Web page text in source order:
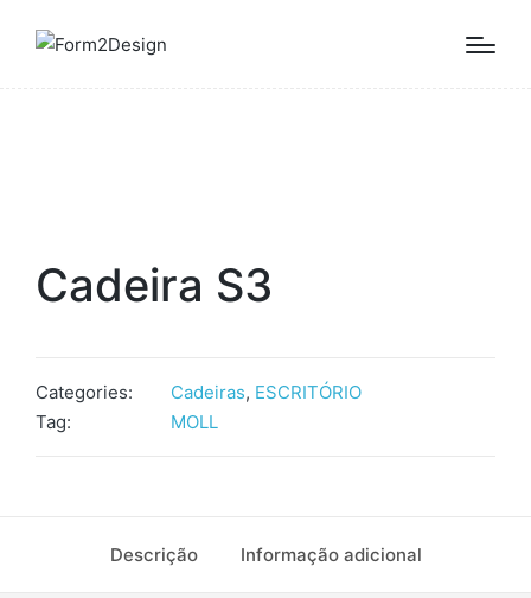
Cadeira S3
Categories: Cadeiras, ESCRITÓRIO
Tag:
MOLL
Descrição Informação adicional